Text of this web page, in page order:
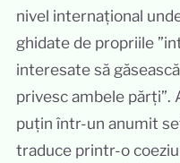
nivel internațional
ghidate de propriile
interesate să
privesc ambele părți”.
puțin într-un anumit
traduce printr-o